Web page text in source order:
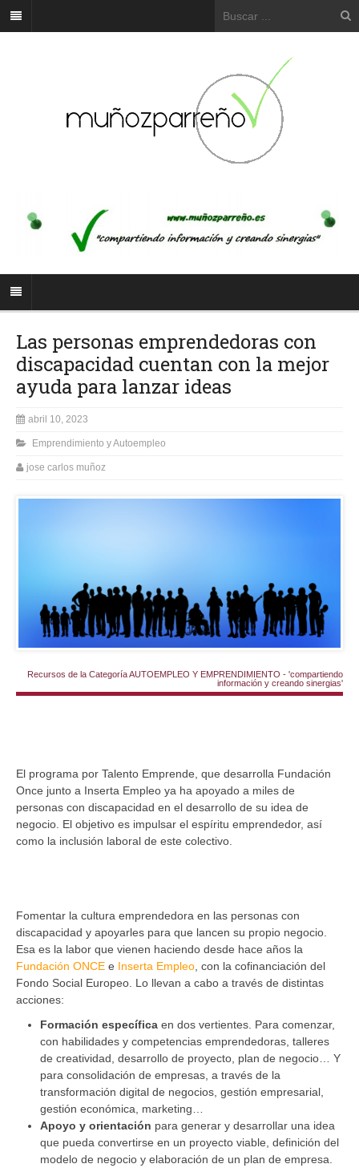
Las personas emprendedoras con
discapacidad cuentan con la mejor
ayuda para lanzar ideas
abril 10, 2023
Emprendimiento y Autoempleo
jose carlos muñoz
Recursos de la Categoría AUTOEMPLEO Y EMPRENDIMIENTO - 'compartiendo
información y creando sinergias'
El programa por Talento Emprende, que desarrolla Fundación
Once junto a Inserta Empleo ya ha apoyado a miles de
personas con discapacidad en el desarrollo de su idea de
negocio. El objetivo es impulsar el espíritu emprendedor, así
como la inclusión laboral de este colectivo.
Fomentar la cultura emprendedora en las personas con
discapacidad y apoyarles para que lancen su propio negocio.
Esa es la labor que vienen haciendo desde hace años la
Fundación ONCE e Inserta Empleo , con la cofinanciación del
Fondo Social Europeo. Lo llevan a cabo a través de distintas
acciones:
Formación específica en dos vertientes. Para comenzar,
con habilidades y competencias emprendedoras, talleres
de creatividad, desarrollo de proyecto, plan de negocio… Y
para consolidación de empresas, a través de la
transformación digital de negocios, gestión empresarial,
gestión económica, marketing…
Apoyo y orientación para generar y desarrollar una idea
que pueda convertirse en un proyecto viable, definición del
modelo de negocio y elaboración de un plan de empresa.